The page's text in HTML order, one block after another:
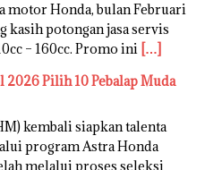
motor Honda, bulan Februari
kasih potongan jasa servis
– 160cc. Promo ini […]
2026 Pilih 10 Pebalap Muda
kembali siapkan talenta
program Astra Honda
melalui proses seleksi